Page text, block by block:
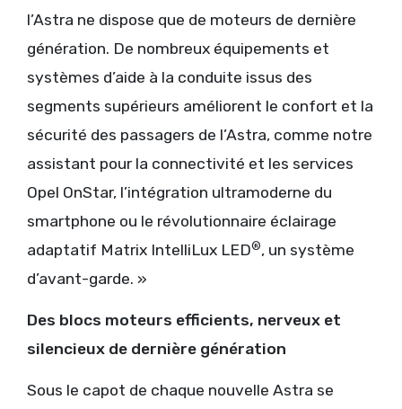
l’Astra ne dispose que de moteurs de dernière
génération. De nombreux équipements et
systèmes d’aide à la conduite issus des
segments supérieurs améliorent le confort et la
sécurité des passagers de l’Astra, comme notre
assistant pour la connectivité et les services
Opel OnStar, l’intégration ultramoderne du
smartphone ou le révolutionnaire éclairage
adaptatif Matrix IntelliLux LED®, un système
d’avant-garde. »
Des blocs moteurs efficients, nerveux et
silencieux de dernière génération
Sous le capot de chaque nouvelle Astra se